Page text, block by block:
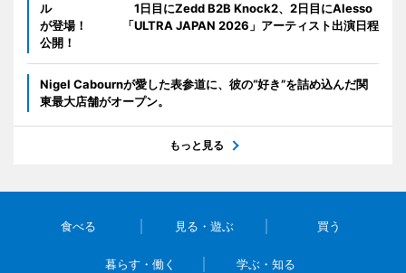
ル 1日目にZedd B2B Knock2、2日目にAlesso
が登場！ 「ULTRA JAPAN 2026」アーティスト出演日程
公開！
Nigel Cabournが愛した表参道に、彼の“好き”を詰め込んだ関
東最大店舗がオープン。
もっと見る
食べる 見る・遊ぶ 買う
暮らす・働く 学ぶ・知る